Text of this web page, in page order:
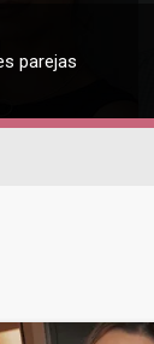
parejas